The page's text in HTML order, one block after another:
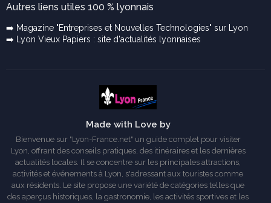
Autres liens utiles 100 % lyonnais
➡️ Magazine "Entreprises et Nouvelles Technologies" sur Lyon
➡️ Lyon Vieux Papiers : site d'actualités lyonnaises
Made with Love by
Bienvenue sur "Lyon-France.net" un guide complet pour visiter
Lyon, offrant des conseils pratiques, des itinéraires et les dernières
actualités locales. Il se concentre sur les principales attractions,
activités et événements à Lyon, s'adressant aux touristes comme
aux résidents. Le site propose une variété de catégories telles que
des aperçus historiques, la gastronomie, les activités sportives et les